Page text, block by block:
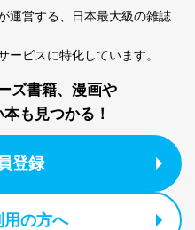
るご案内のため
サービス利用状況の把握お
わせ対応、トラブル対
ため
社のプライバシーポリシ
5については保有個人デ
ナー（提携企業）様又は
運営する、
日本最大級の雑誌
ービスに特化しています。
ズ書籍、漫画や
も見つかる！
登録
用の方へ